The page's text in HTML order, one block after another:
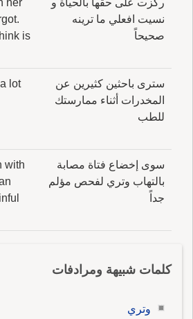
ركزت على حقها بالحياة و
نسيت افعلي ما ترينه
صحيحاً
her
is
سترى باحثين كثيرين عن
المخدرات أثناء ممارستك
للطب
lot
سوى إخضاع فتاة مصابة
بالتهاب وتري لفحص مؤلم
جداً
with
كلمات شبيهة ومرادفات
وتري